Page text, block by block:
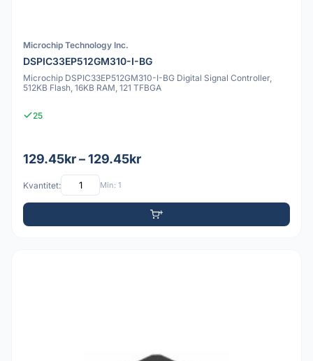
Microchip Technology Inc.
DSPIC33EP512GM310-I-BG
Microchip DSPIC33EP512GM310-I-BG Digital Signal Controller,
512KB Flash, 16KB RAM, 121 TFBGA
25
129.45kr – 129.45kr
Kvantitet: Min: 1